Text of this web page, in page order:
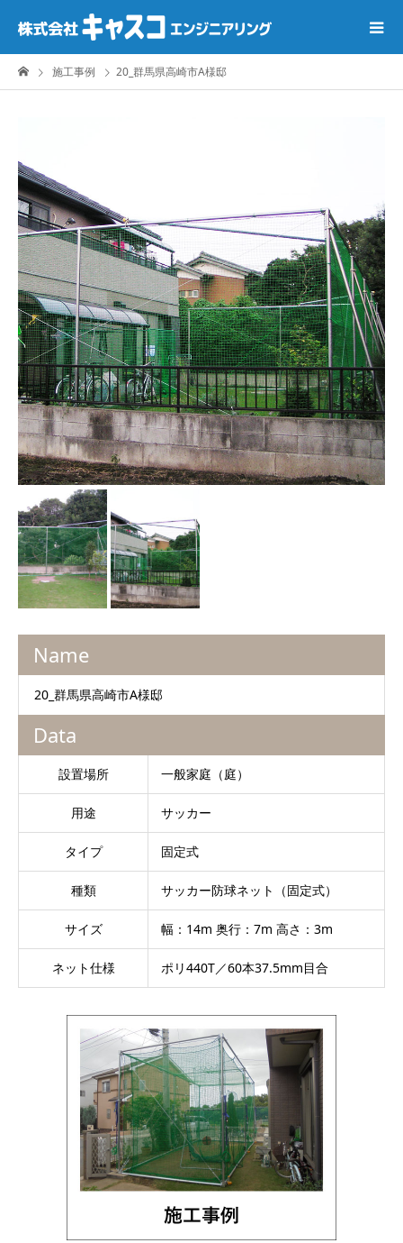
施工事例 20_群馬県高崎市A様邸
Name
20_群馬県高崎市A様邸
Data
設置場所 一般家庭（庭）
用途 サッカー
タイプ 固定式
種類 サッカー防球ネット（固定式）
サイズ 幅：14m 奥行：7m 高さ：3m
ネット仕様 ポリ440T／60本37.5mm目合